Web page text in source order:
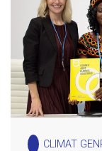
CLIMAT